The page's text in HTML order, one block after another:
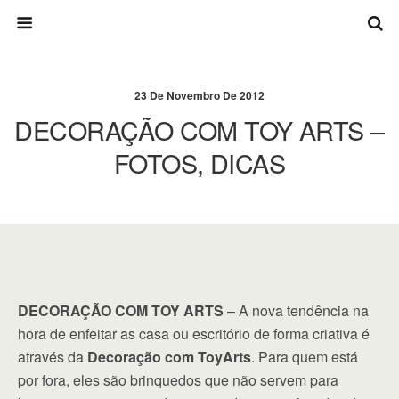
23 De Novembro De 2012
DECORAÇÃO COM TOY ARTS –
FOTOS, DICAS
DECORAÇÃO COM TOY ARTS – A nova tendência na
hora de enfeitar as casa ou escritório de forma criativa é
através da Decoração com ToyArts. Para quem está
por fora, eles são brinquedos que não servem para